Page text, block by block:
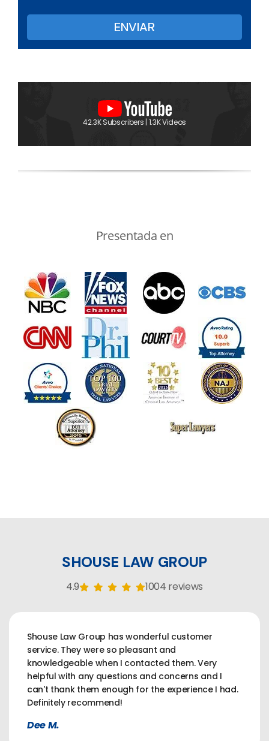
42.3K Subscribers | 1.3K Videos
Presentada en
SHOUSE LAW GROUP
4.9 1004 reviews
Shouse Law Group has wonderful customer
service. They were so pleasant and
knowledgeable when I contacted them. Very
helpful with any questions and concerns and I
can't thank them enough for the experience I had.
Definitely recommend!
Dee M.